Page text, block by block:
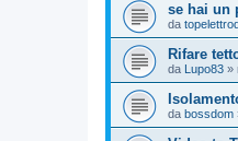
se hai un
da
Rifare
da Lupo83 »
da bossdom